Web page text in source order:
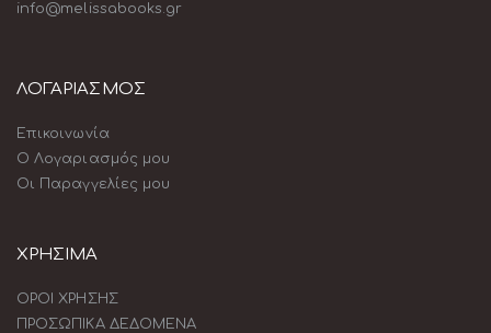
info@melissabooks.gr
ΛΟΓΑΡΙΑΣΜΟΣ
Επικοινωνία
Ο Λογαριασμός μου
Οι Παραγγελίες μου
ΧΡΗΣΙΜΑ
ΟΡΟΙ ΧΡΗΣΗΣ
ΠΡΟΣΩΠΙΚΑ ΔΕΔΟΜΕΝΑ